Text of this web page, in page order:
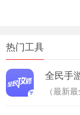
热门工具
全民手
（最新